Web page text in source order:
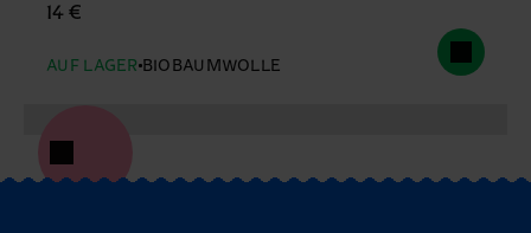
14 €
AUF LAGER BIOBAUMWOLLE